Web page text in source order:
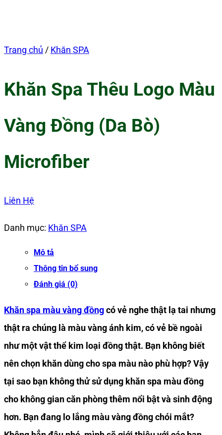
Trang chủ / Khăn SPA
Khăn Spa Thêu Logo Màu
Vàng Đồng (Da Bò)
Microfiber
Liên Hệ
Danh mục: Khăn SPA
Mô tả
Thông tin bổ sung
Đánh giá (0)
Khăn spa màu vàng đồngcó vẻ nghe thật lạ tai nhưng
thật ra chúng là màu vàng ánh kim, có vẻ bề ngoài
như một vật thể kim loại đồng thật. Bạn không biết
nên chọn khăn dùng cho spa màu nào phù hợp? Vậy
tại sao bạn không thử sử dụng khăn spa màu đồng
cho không gian căn phòng thêm nổi bật và sinh động
hơn. Bạn đang lo lắng màu vàng đồng chói mắt?